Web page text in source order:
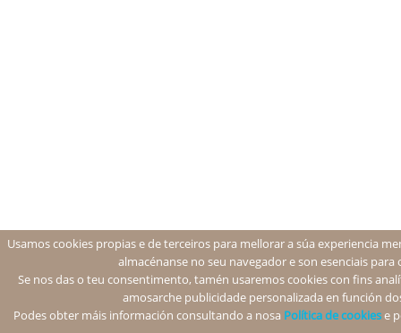
Usamos cookies propias e de terceiros para mellorar a súa experiencia
almacénanse no seu navegador e son esenciais
Se nos das o teu consentimento, tamén usaremos cookies con fins
amosarche publicidade personalizada en función
Podes obter máis información consultando a nosa Política de cookiese